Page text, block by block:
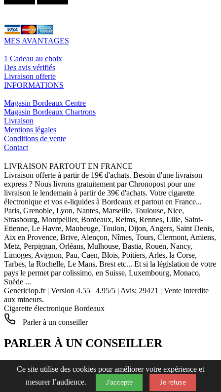
MES AVANTAGES
1 Cadeau au choix
Des avis vérifiés
Livraison offerte
INFORMATIONS
Magasin Bordeaux Centre
Magasin Bordeaux Chartrons
Livraison
Mentions légales
Conditions de vente
Contact
LIVRAISON PARTOUT EN FRANCE
Livraison offerte à partir de 19€ d'achats. Besoin d'une livraison
express ? Nous livrons gratuitement par Chronopost pour une
livraison le lendemain à partir de 39€ d'achats. Votre cigarette
électronique et vos e-liquides à Bordeaux et partout en France...
Paris, Grenoble, Lyon, Nantes, Marseille, Toulouse, Nice,
Strasbourg, Montpellier, Bordeaux, Reims, Rennes, Lille, Saint-
Etienne, Le Havre, Maubeuge, Toulon, Dijon, Angers, Saint Denis,
Aix en Provence, Brive, Alençon, Nîmes, Tours, Clermont, Amiens,
Metz, Perpignan, Orléans, Mulhouse, Bastia, Rouen, Nancy,
Limoges, Avignon, Pau, Caen, Blois, Poitiers, Arles, la Corse,
Tarbes, la Rochelle, Le Mans, Brest etc... Et si la législation de votre
pays le permet par colissimo, en Suisse, Luxembourg, Monaco,
Suède ...
Genericlop.fr| Version 4.55 | 4.95/5 | Avis: 29421 | Vente interdite
aux mineurs.
Cigarette électronique Bordeaux
Ce site utilise des cookies pour améliorer votre expérience et
mesurer l’audience.
J'accepte Je refuse
Parler à un conseiller
PARLER À UN CONSEILLER
Horaires pour parler à un conseiller :
Du lundi au vendredi
de 10h à 12h30 et 13h30 à 16h30